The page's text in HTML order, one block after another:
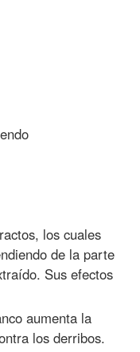
los cuales
de la parte
Sus efectos
aumenta la
los derribos.